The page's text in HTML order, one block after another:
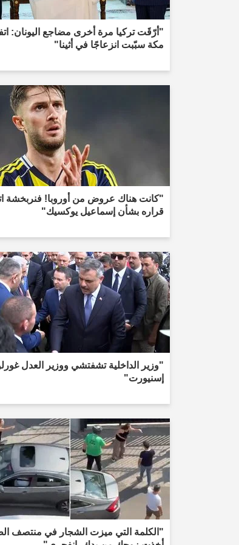
"أرّقَت تركيا مرة أخرى مضاجع اليونان:
مكة سبّبت انزعاجًا في أثينا"
"كانت هناك عروض من أوروبا! فنربخشة
قراره بشأن إسماعيل يوكسيك"
"وزير الداخلية تشفتشي ووزير العدل
إسنيورت"
"الكلمة التي ميزت الشجار في منتصف